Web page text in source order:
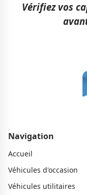
Vérifiez vos
Navigation
Accueil
Véhicules d'occasion
Véhicules utilitaires